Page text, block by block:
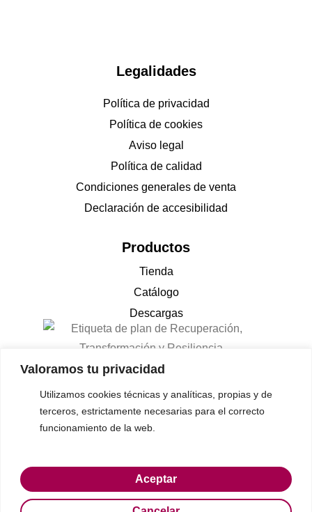
Valoramos tu privacidad
Utilizamos cookies técnicas y analíticas, propias y de
terceros, estrictamente necesarias para el correcto
funcionamiento de la web.
Aceptar
Legalidades
Política de privacidad
Política de cookies
Aviso legal
Política de calidad
Condiciones generales de venta
Declaración de accesibilidad
Productos
Tienda
Catálogo
Descargas
© 2023 Gon-cruz • Todos los derechos reservados